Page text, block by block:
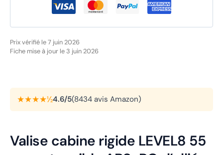
Prix vérifié le 7 juin 2026
Fiche mise à jour le 3 juin 2026
★★★★½4.6/5(8434 avis Amazon)
Valise cabine rigide LEVEL8 55